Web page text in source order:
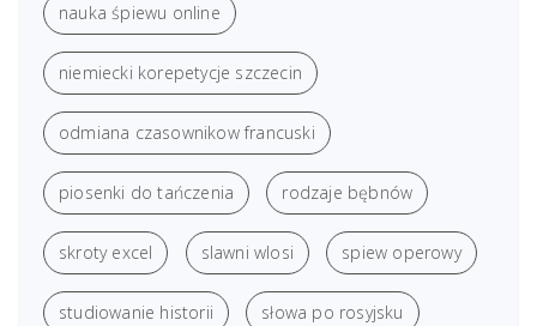
nauka śpiewu online
niemiecki korepetycje szczecin
odmiana czasownikow francuski
piosenki do tańczenia rodzaje bębnów
skroty excel slawni wlosi spiew operowy
studiowanie historii słowa po rosyjsku